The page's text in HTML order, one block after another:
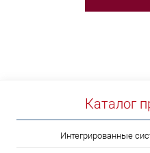
Каталог
Интегрированные